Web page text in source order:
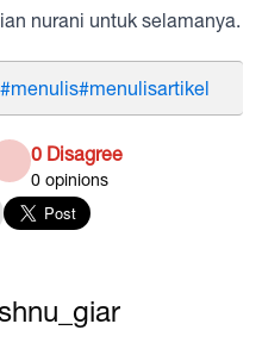
nurani untuk selamanya.
#menulis#menulisartikel
0 Disagree
0 opinions